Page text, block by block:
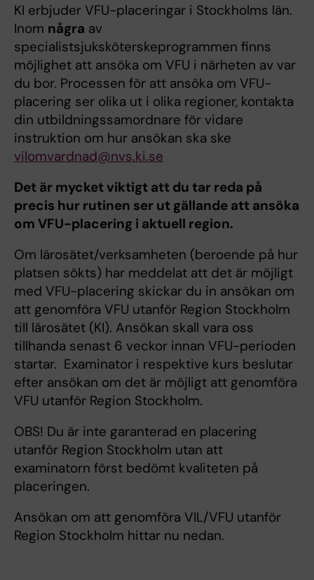
KI erbjuder VFU-placeringar i Stockholms län.
Inom några av
specialistsjuksköterskeprogrammen finns
möjlighet att ansöka om VFU i närheten av var
du bor. Processen för att ansöka om VFU-
placering ser olika ut i olika regioner, kontakta
din utbildningssamordnare för vidare
instruktion om hur ansökan ska ske
vilomvardnad@nvs.ki.se
Det är mycket viktigt att du tar reda på
precis hur rutinen ser ut gällande att ansöka
om VFU-placering i aktuell region.
Om lärosätet/verksamheten (beroende på hur
platsen sökts) har meddelat att det är möjligt
med VFU-placering skickar du in ansökan om
att genomföra VFU utanför Region Stockholm
till lärosätet (KI). Ansökan skall vara oss
tillhanda senast 6 veckor innan VFU-perioden
startar. Examinator i respektive kurs beslutar
efter ansökan om det är möjligt att genomföra
VFU utanför Region Stockholm.
OBS! Du är inte garanterad en placering
utanför Region Stockholm utan att
examinatorn först bedömt kvaliteten på
placeringen.
Ansökan om att genomföra VIL/VFU utanför
Region Stockholm hittar nu nedan.